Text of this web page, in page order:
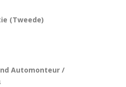
(Tweede)
Automonteur /